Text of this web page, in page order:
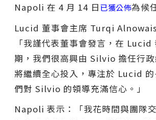
Napoli 在 4 月 14 日已獲公佈為候
Lucid 董事會主席 Turqi
「我謹代表董事會發言，在 Lucid
期，我們很高興由 Silvio 擔任行
將繼續全心投入，專注於 Lucid
們對 Silvio 的領導充滿信心。」
Napoli 表示：「我花時間與團隊